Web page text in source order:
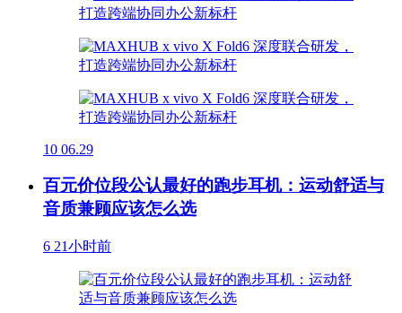
10 06.29
百元价位段公认最好的跑步耳机：运动舒适与
音质兼顾应该怎么选
6 21小时前